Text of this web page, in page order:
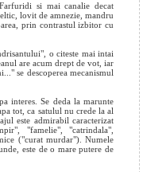
si mai canalie decat
lovit de amnezie, mandru
prin contrastul izbitor cu
o citeste mai intai
are acum drept de vot, iar
se descoperea mecanismul
interes. Se deda la marunte
tot, ca satulul nu crede la al
este admirabil caracterizat
"famelie", "catrindala",
("curat murdar"). Numele
este de o mare putere de